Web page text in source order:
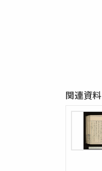
関連資料